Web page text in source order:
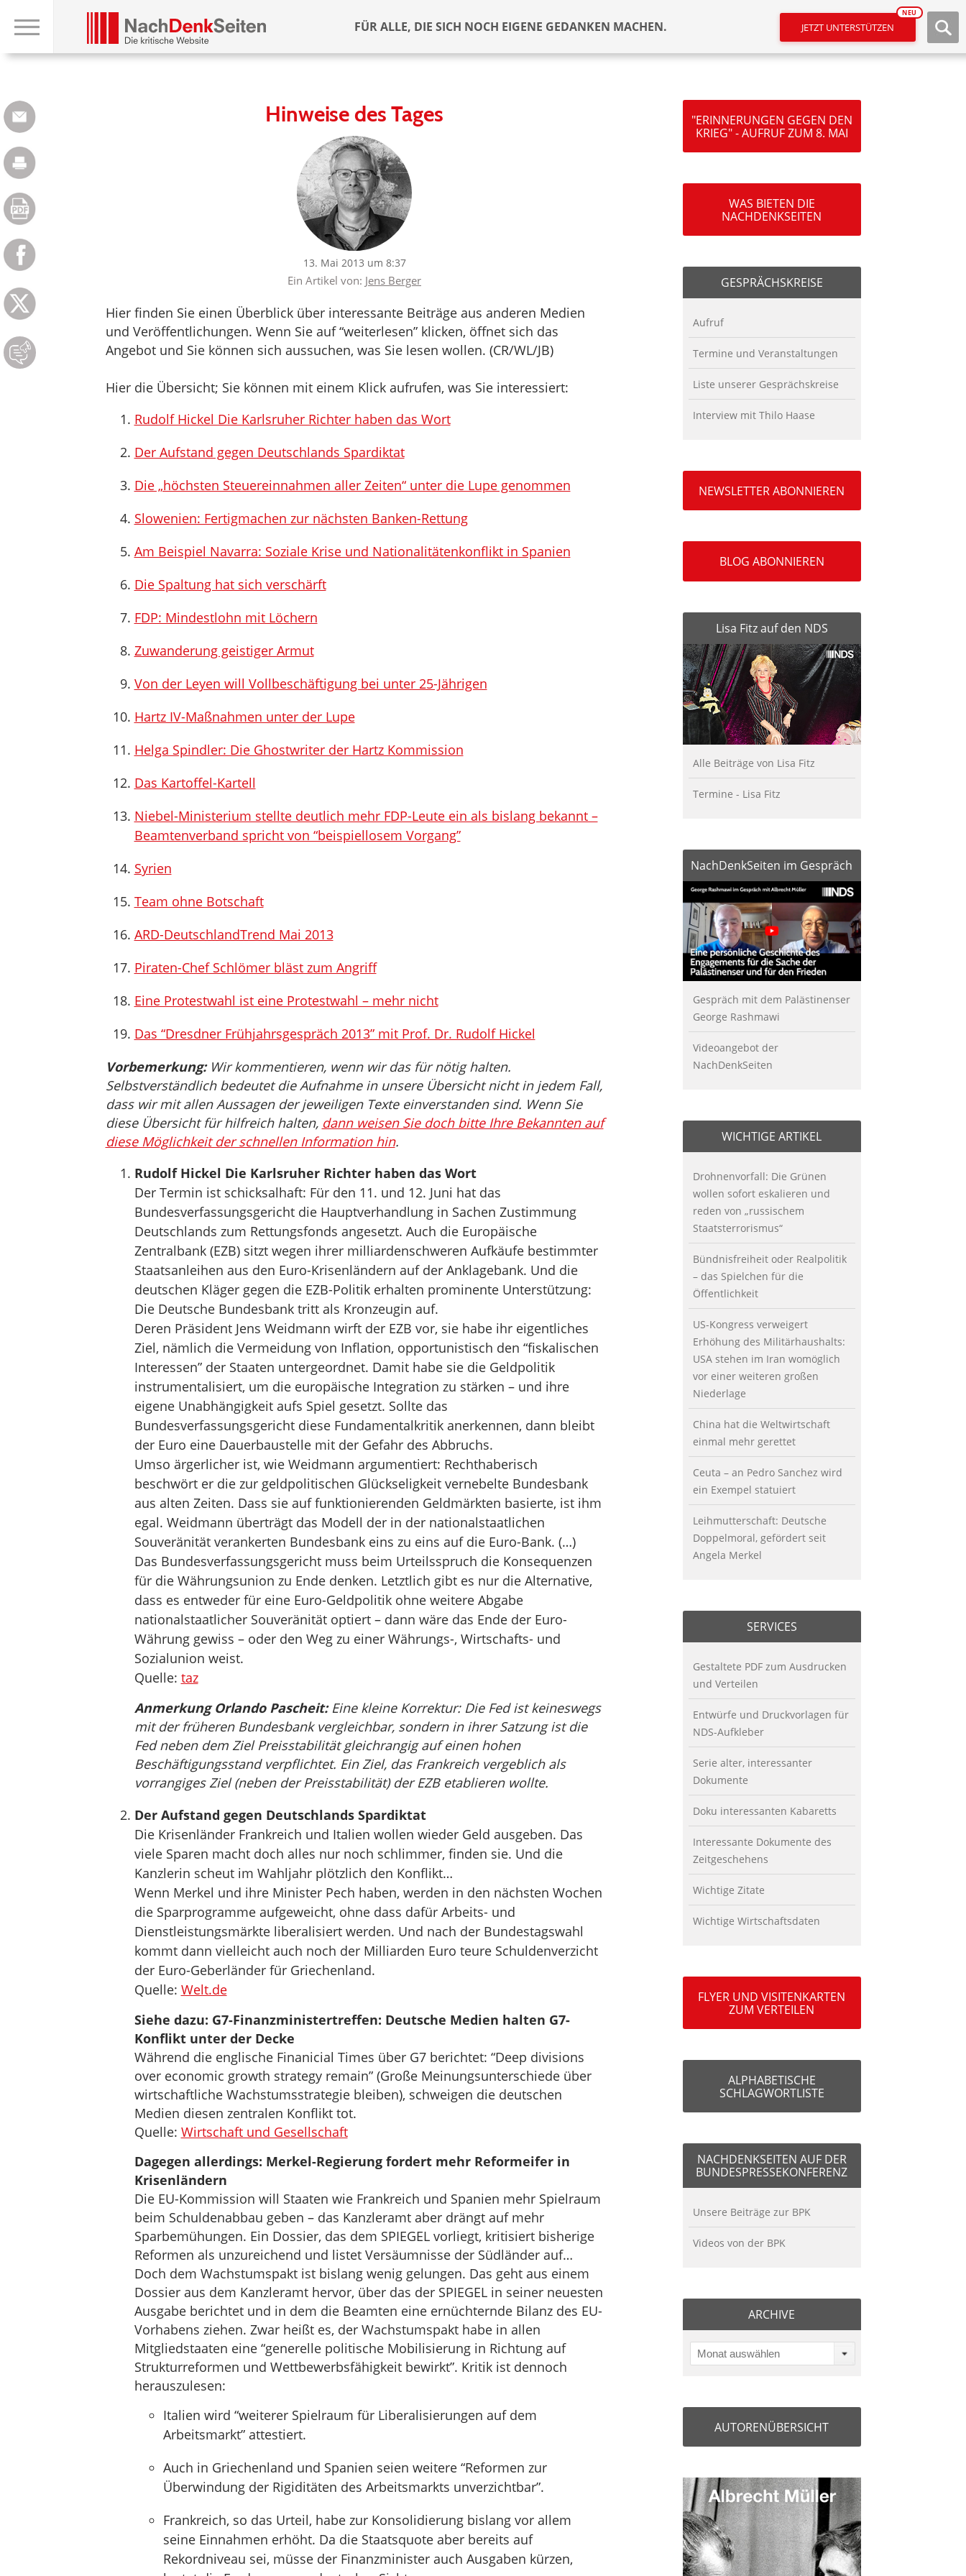
FÜR ALLE, DIE SICH NOCH EIGENE GEDANKEN MACHEN. JETZT UNTERSTÜTZEN
NEU
Hinweise des Tages
13. Mai 2013 um 8:37
Ein Artikel von: Jens Berger
Hier finden Sie einen Überblick über interessante Beiträge aus anderen Medien
und Veröffentlichungen. Wenn Sie auf “weiterlesen” klicken, öffnet sich das
Angebot und Sie können sich aussuchen, was Sie lesen wollen. (CR/WL/JB)
Hier die Übersicht; Sie können mit einem Klick aufrufen, was Sie interessiert:
Rudolf Hickel Die Karlsruher Richter haben das Wort
Der Aufstand gegen Deutschlands Spardiktat
Die „höchsten Steuereinnahmen aller Zeiten“ unter die Lupe genommen
Slowenien: Fertigmachen zur nächsten Banken-Rettung
Am Beispiel Navarra: Soziale Krise und Nationalitätenkonflikt in Spanien
Die Spaltung hat sich verschärft
FDP: Mindestlohn mit Löchern
Zuwanderung geistiger Armut
Von der Leyen will Vollbeschäftigung bei unter 25-Jährigen
Hartz IV-Maßnahmen unter der Lupe
Helga Spindler: Die Ghostwriter der Hartz Kommission
Das Kartoffel-Kartell
Niebel-Ministerium stellte deutlich mehr FDP-Leute ein als bislang bekannt –
Beamtenverband spricht von “beispiellosem Vorgang”
Syrien
Team ohne Botschaft
ARD-DeutschlandTrend Mai 2013
Piraten-Chef Schlömer bläst zum Angriff
Eine Protestwahl ist eine Protestwahl – mehr nicht
Das “Dresdner Frühjahrsgespräch 2013” mit Prof. Dr. Rudolf Hickel
Vorbemerkung:Wir kommentieren, wenn wir das für nötig halten.
Selbstverständlich bedeutet die Aufnahme in unsere Übersicht nicht in jedem Fall,
dass wir mit allen Aussagen der jeweiligen Texte einverstanden sind. Wenn Sie
diese Übersicht für hilfreich halten, dann weisen Sie doch bitte Ihre Bekannten auf
diese Möglichkeit der schnellen Information hin.
Rudolf Hickel Die Karlsruher Richter haben das Wort
Der Termin ist schicksalhaft: Für den 11. und 12. Juni hat das
Bundesverfassungsgericht die Hauptverhandlung in Sachen Zustimmung
Deutschlands zum Rettungsfonds angesetzt. Auch die Europäische
Zentralbank (EZB) sitzt wegen ihrer milliardenschweren Aufkäufe bestimmter
Staatsanleihen aus den Euro-Krisenländern auf der Anklagebank. Und die
deutschen Kläger gegen die EZB-Politik erhalten prominente Unterstützung:
Die Deutsche Bundesbank tritt als Kronzeugin auf.
Deren Präsident Jens Weidmann wirft der EZB vor, sie habe ihr eigentliches
Ziel, nämlich die Vermeidung von Inflation, opportunistisch den “fiskalischen
Interessen” der Staaten untergeordnet. Damit habe sie die Geldpolitik
instrumentalisiert, um die europäische Integration zu stärken – und ihre
eigene Unabhängigkeit aufs Spiel gesetzt. Sollte das
Bundesverfassungsgericht diese Fundamentalkritik anerkennen, dann bleibt
der Euro eine Dauerbaustelle mit der Gefahr des Abbruchs.
Umso ärgerlicher ist, wie Weidmann argumentiert: Rechthaberisch
beschwört er die zur geldpolitischen Glückseligkeit vernebelte Bundesbank
aus alten Zeiten. Dass sie auf funktionierenden Geldmärkten basierte, ist ihm
egal. Weidmann überträgt das Modell der in der nationalstaatlichen
Souveränität verankerten Bundesbank eins zu eins auf die Euro-Bank. (…)
Das Bundesverfassungsgericht muss beim Urteilsspruch die Konsequenzen
für die Währungsunion zu Ende denken. Letztlich gibt es nur die Alternative,
dass es entweder für eine Euro-Geldpolitik ohne weitere Abgabe
nationalstaatlicher Souveränität optiert – dann wäre das Ende der Euro-
Währung gewiss – oder den Weg zu einer Währungs-, Wirtschafts- und
Sozialunion weist.
Quelle: taz
Anmerkung Orlando Pascheit:Eine kleine Korrektur: Die Fed ist keineswegs
mit der früheren Bundesbank vergleichbar, sondern in ihrer Satzung ist die
Fed neben dem Ziel Preisstabilität gleichrangig auf einen hohen
Beschäftigungsstand verpflichtet. Ein Ziel, das Frankreich vergeblich als
vorrangiges Ziel (neben der Preisstabilität) der EZB etablieren wollte.
Der Aufstand gegen Deutschlands Spardiktat
Die Krisenländer Frankreich und Italien wollen wieder Geld ausgeben. Das
viele Sparen macht doch alles nur noch schlimmer, finden sie. Und die
Kanzlerin scheut im Wahljahr plötzlich den Konflikt…
Wenn Merkel und ihre Minister Pech haben, werden in den nächsten Wochen
die Sparprogramme aufgeweicht, ohne dass dafür Arbeits- und
Dienstleistungsmärkte liberalisiert werden. Und nach der Bundestagswahl
kommt dann vielleicht auch noch der Milliarden Euro teure Schuldenverzicht
der Euro-Geberländer für Griechenland.
Quelle: Welt.de
Siehe dazu: G7-Finanzministertreffen: Deutsche Medien halten G7-
Konflikt unter der Decke
Während die englische Finanicial Times über G7 berichtet: “Deep divisions
over economic growth strategy remain” (Große Meinungsunterschiede über
wirtschaftliche Wachstumsstrategie bleiben), schweigen die deutschen
Medien diesen zentralen Konflikt tot.
Quelle: Wirtschaft und Gesellschaft
Dagegen allerdings: Merkel-Regierung fordert mehr Reformeifer in
Krisenländern
Die EU-Kommission will Staaten wie Frankreich und Spanien mehr Spielraum
beim Schuldenabbau geben – das Kanzleramt aber drängt auf mehr
Sparbemühungen. Ein Dossier, das dem SPIEGEL vorliegt, kritisiert bisherige
Reformen als unzureichend und listet Versäumnisse der Südländer auf…
Doch dem Wachstumspakt ist bislang wenig gelungen. Das geht aus einem
Dossier aus dem Kanzleramt hervor, über das der SPIEGEL in seiner neuesten
Ausgabe berichtet und in dem die Beamten eine ernüchternde Bilanz des EU-
Vorhabens ziehen. Zwar heißt es, der Wachstumspakt habe in allen
Mitgliedstaaten eine “generelle politische Mobilisierung in Richtung auf
Strukturreformen und Wettbewerbsfähigkeit bewirkt”. Kritik ist dennoch
herauszulesen:
Italien wird “weiterer Spielraum für Liberalisierungen auf dem
Arbeitsmarkt” attestiert.
Auch in Griechenland und Spanien seien weitere “Reformen zur
Überwindung der Rigiditäten des Arbeitsmarkts unverzichtbar”.
Frankreich, so das Urteil, habe zur Konsolidierung bislang vor allem
seine Einnahmen erhöht. Da die Staatsquote aber bereits auf
Rekordniveau sei, müsse der Finanzminister auch Ausgaben kürzen,
"ERINNERUNGEN GEGEN DEN
KRIEG" - AUFRUF ZUM 8. MAI
WAS BIETEN DIE
NACHDENKSEITEN
GESPRÄCHSKREISE
Aufruf
Termine und Veranstaltungen
Liste unserer Gesprächskreise
Interview mit Thilo Haase
NEWSLETTER ABONNIEREN
BLOG ABONNIEREN
Lisa Fitz auf den NDS
Alle Beiträge von Lisa Fitz
Termine - Lisa Fitz
NachDenkSeiten im Gespräch
Gespräch mit dem Palästinenser
George Rashmawi
Videoangebot der
NachDenkSeiten
WICHTIGE ARTIKEL
Drohnenvorfall: Die Grünen
wollen sofort eskalieren und
reden von „russischem
Staatsterrorismus“
Bündnisfreiheit oder Realpolitik
– das Spielchen für die
Öffentlichkeit
US-Kongress verweigert
Erhöhung des Militärhaushalts:
USA stehen im Iran womöglich
vor einer weiteren großen
Niederlage
China hat die Weltwirtschaft
einmal mehr gerettet
Ceuta – an Pedro Sanchez wird
ein Exempel statuiert
Leihmutterschaft: Deutsche
Doppelmoral, gefördert seit
Angela Merkel
SERVICES
Gestaltete PDF zum Ausdrucken
und Verteilen
Entwürfe und Druckvorlagen für
NDS-Aufkleber
Serie alter, interessanter
Dokumente
Doku interessanten Kabaretts
Interessante Dokumente des
Zeitgeschehens
Wichtige Zitate
Wichtige Wirtschaftsdaten
FLYER UND VISITENKARTEN
ZUM VERTEILEN
ALPHABETISCHE
SCHLAGWORTLISTE
NACHDENKSEITEN AUF DER
BUNDESPRESSEKONFERENZ
Unsere Beiträge zur BPK
Videos von der BPK
ARCHIVE
Monat auswählen
AUTORENÜBERSICHT